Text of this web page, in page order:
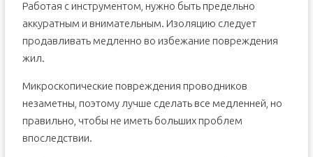
Работая с инструментом, нужно быть предельно
аккуратным и внимательным. Изоляцию следует
продавливать медленно во избежание повреждения
жил.
Микроскопические повреждения проводников
незаметны, поэтому лучше сделать все медленней, но
правильно, чтобы не иметь больших проблем
впоследствии.